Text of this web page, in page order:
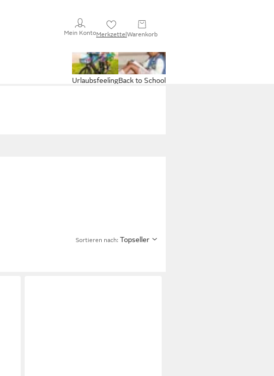
Mein KontoMerkzettelWarenkorb
Back to School
Urlaubsfeeling
Sortieren nach: Topseller